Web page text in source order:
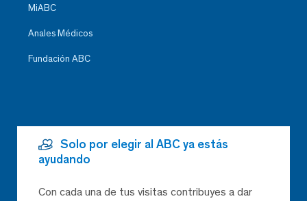
MiABC
Anales Médicos
Fundación ABC
Solo por elegir al ABC ya estás
ayudando
Con cada una de tus visitas contribuyes a dar